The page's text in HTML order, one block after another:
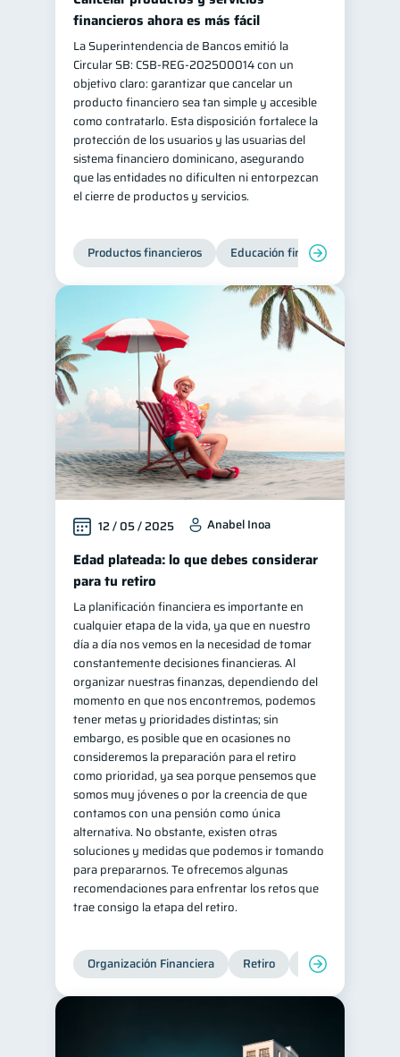
financieros ahora es más fácil
La Superintendencia de Bancos emitió la
Circular SB: CSB‑REG‑202500014 con un
objetivo claro: garantizar que cancelar un
producto financiero sea tan simple y accesible
como contratarlo. Esta disposición fortalece la
protección de los usuarios y las usuarias del
sistema financiero dominicano, asegurando
que las entidades no dificulten ni entorpezcan
el cierre de productos y servicios.
Productos financieros Educación financiera
12 / 05 / 2025 Anabel Inoa
Edad plateada: lo que debes considerar
para tu retiro
La planificación financiera es importante en
cualquier etapa de la vida, ya que en nuestro
día a día nos vemos en la necesidad de tomar
constantemente decisiones financieras. Al
organizar nuestras finanzas, dependiendo del
momento en que nos encontremos, podemos
tener metas y prioridades distintas; sin
embargo, es posible que en ocasiones no
consideremos la preparación para el retiro
como prioridad, ya sea porque pensemos que
somos muy jóvenes o por la creencia de que
contamos con una pensión como única
alternativa. No obstante, existen otras
soluciones y medidas que podemos ir tomando
para prepararnos. Te ofrecemos algunas
recomendaciones para enfrentar los retos que
trae consigo la etapa del retiro.
Organización Financiera Retiro Cuenta